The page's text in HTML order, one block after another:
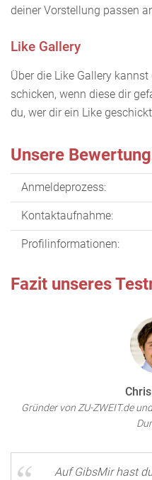
deiner Vorstellung passen
Like Gallery
Über die Like Gallery
schicken, wenn diese dir
du, wer dir ein Like
Unsere Bewertung
Anmeldeprozess:
Kontaktaufnahme:
Profilinformationen:
Fazit unseres
Gründer von ZU-ZWEIT.de
Auf GibsMir hast